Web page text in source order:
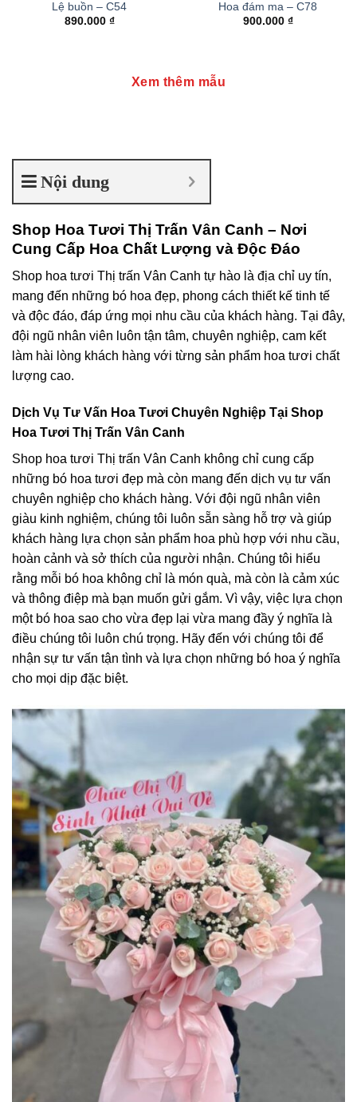
Lệ buồn – C54
890.000 ₫
Hoa đám ma – C78
900.000 ₫
Xem thêm mẫu
Nội dung
Shop Hoa Tươi Thị Trấn Vân Canh – Nơi
Cung Cấp Hoa Chất Lượng và Độc Đáo
Shop hoa tươi Thị trấn Vân Canh tự hào là địa chỉ uy tín,
mang đến những bó hoa đẹp, phong cách thiết kế tinh tế
và độc đáo, đáp ứng mọi nhu cầu của khách hàng. Tại đây,
đội ngũ nhân viên luôn tận tâm, chuyên nghiệp, cam kết
làm hài lòng khách hàng với từng sản phẩm hoa tươi chất
lượng cao.
Dịch Vụ Tư Vấn Hoa Tươi Chuyên Nghiệp Tại Shop
Hoa Tươi Thị Trấn Vân Canh
Shop hoa tươi Thị trấn Vân Canh không chỉ cung cấp
những bó hoa tươi đẹp mà còn mang đến dịch vụ tư vấn
chuyên nghiệp cho khách hàng. Với đội ngũ nhân viên
giàu kinh nghiệm, chúng tôi luôn sẵn sàng hỗ trợ và giúp
khách hàng lựa chọn sản phẩm hoa phù hợp với nhu cầu,
hoàn cảnh và sở thích của người nhận. Chúng tôi hiểu
rằng mỗi bó hoa không chỉ là món quà, mà còn là cảm xúc
và thông điệp mà bạn muốn gửi gắm. Vì vậy, việc lựa chọn
một bó hoa sao cho vừa đẹp lại vừa mang đầy ý nghĩa là
điều chúng tôi luôn chú trọng. Hãy đến với chúng tôi để
nhận sự tư vấn tận tình và lựa chọn những bó hoa ý nghĩa
cho mọi dịp đặc biệt.